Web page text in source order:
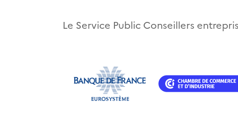
Le Service Public Conseillers